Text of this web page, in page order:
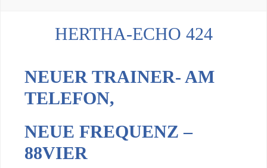
HERTHA-ECHO 424
NEUER TRAINER- AM
TELEFON,
NEUE FREQUENZ –
88VIER